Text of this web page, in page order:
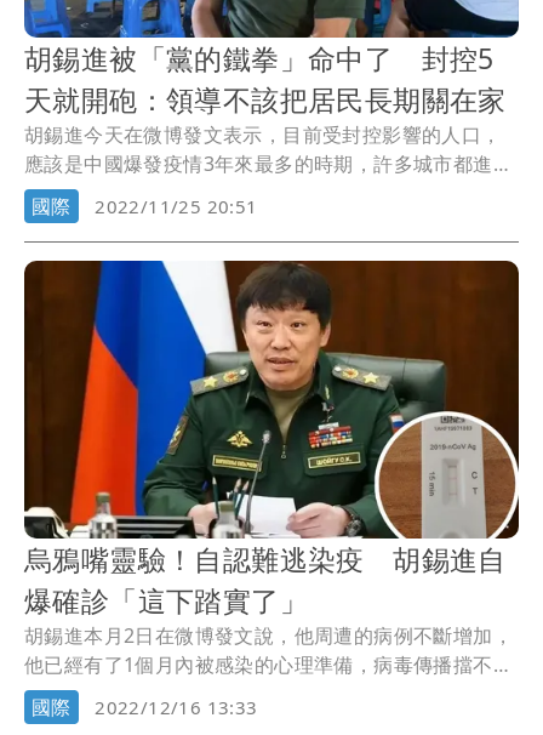
胡錫進被「黨的鐵拳」命中了 封控5
天就開砲：領導不該把居民長期關在家
胡錫進今天在微博發文表示，目前受封控影響的人口，
應該是中國爆發疫情3年來最多的時期，許多城市都進入
封...
國際 2022/11/25 20:51
烏鴉嘴靈驗！自認難逃染疫 胡錫進自
爆確診「這下踏實了」
胡錫進本月2日在微博發文說，他周遭的病例不斷增加，
他已經有了1個月內被感染的心理準備，病毒傳播擋不
住...
國際 2022/12/16 13:33